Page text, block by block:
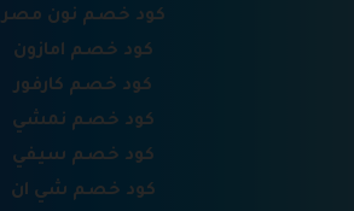
كود خصم نون مصر
كود خصم امازون
كود خصم كارفور
كود خصم نمشي
كود خصم سيفي
كود خصم شي ان